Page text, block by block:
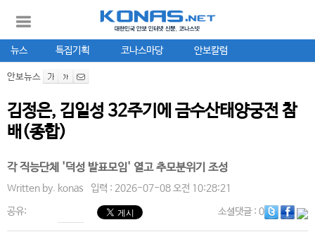
뉴스 특집기획 코나스마당 안보칼럼
안보뉴스
김정은, 김일성 32주기에 금수산태양궁전 참
배(종합)
각 직능단체 '덕성 발표모임' 열고 추모분위기 조성
Written by. konas 입력 : 2026-07-08 오전 10:28:21
공유: 소셜댓글: 0